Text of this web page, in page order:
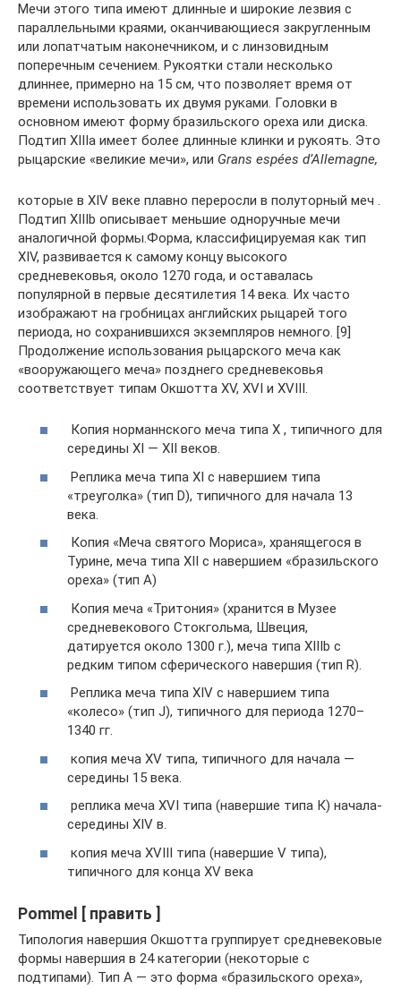
Мечи этого типа имеют длинные и широкие лезвия с
параллельными краями, оканчивающиеся закругленным
или лопатчатым наконечником, и с линзовидным
поперечным сечением. Рукоятки стали несколько
длиннее, примерно на 15 см, что позволяет время от
времени использовать их двумя руками. Головки в
основном имеют форму бразильского ореха или диска.
Подтип XIIIa имеет более длинные клинки и рукоять. Это
рыцарские «великие мечи», или Grans espées d’Allemagne,
которые в XIV веке плавно переросли в полуторный меч .
Подтип XIIIb описывает меньшие одноручные мечи
аналогичной формы.Форма, классифицируемая как тип
XIV, развивается к самому концу высокого
средневековья, около 1270 года, и оставалась
популярной в первые десятилетия 14 века. Их часто
изображают на гробницах английских рыцарей того
периода, но сохранившихся экземпляров немного. [9]
Продолжение использования рыцарского меча как
«вооружающего меча» позднего средневековья
соответствует типам Окшотта XV, XVI и XVIII.
Копия норманнского меча типа X , типичного для
середины XI — XII веков.
Реплика меча типа XI с навершием типа
«треуголка» (тип D), типичного для начала 13
века.
Копия «Меча святого Мориса», хранящегося в
Турине, меча типа XII с навершием «бразильского
ореха» (тип A)
Копия меча «Тритония» (хранится в Музее
средневекового Стокгольма, Швеция,
датируется около 1300 г.), меча типа XIIIb с
редким типом сферического навершия (тип R).
Реплика меча типа XIV с навершием типа
«колесо» (тип J), типичного для периода 1270–
1340 гг.
копия меча XV типа, типичного для начала —
середины 15 века.
реплика меча XVI типа (навершие типа К) начала-
середины XIV в.
копия меча XVIII типа (навершие V типа),
типичного для конца XV ​​века
Pommel [ править ]
Типология навершия Окшотта группирует средневековые
формы навершия в 24 категории (некоторые с
подтипами). Тип А — это форма «бразильского ореха»,